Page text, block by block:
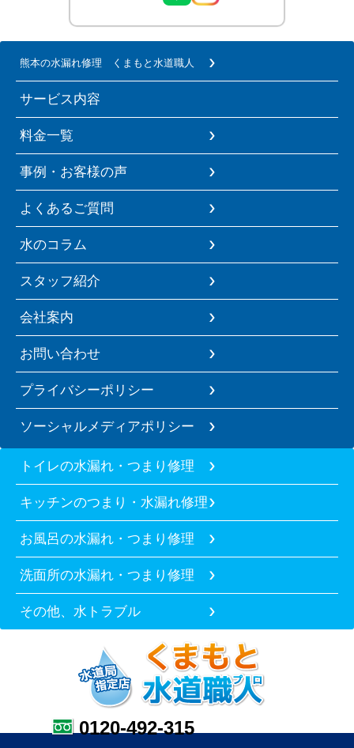
熊本の水漏れ修理 くまもと水道職人
サービス内容
料金一覧
事例・お客様の声
よくあるご質問
水のコラム
スタッフ紹介
会社案内
お問い合わせ
プライバシーポリシー
ソーシャルメディアポリシー
トイレの水漏れ・つまり修理
キッチンのつまり・水漏れ修理
お風呂の水漏れ・つまり修理
洗面所の水漏れ・つまり修理
その他、水トラブル
0120-492-315